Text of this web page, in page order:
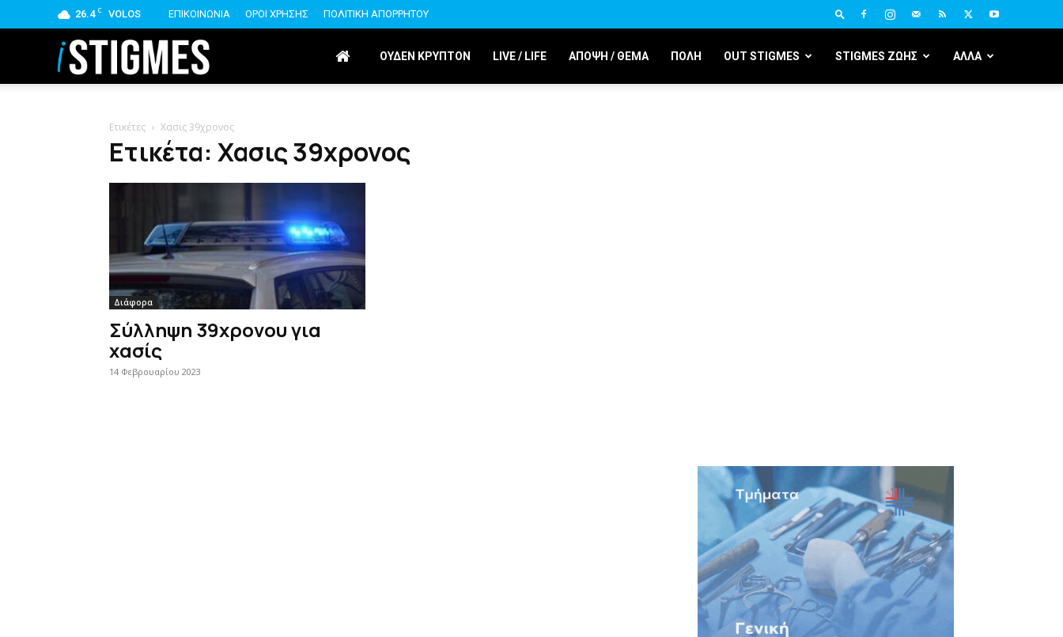
26.4 C VOLOS ΕΠΙΚΟΙΝΩΝΙΑ ΟΡΟΙ ΧΡΗΣΗΣ ΠΟΛΙΤΙΚΗ ΑΠΟΡΡΗΤΟΥ
istigmes ΟΥΔΕΝ ΚΡΥΠΤΟΝ LIVE / LIFE ΑΠΟΨΗ / ΘΕΜΑ ΠΟΛΗ OUT STIGMES STIGMES ΖΩΗΣ ΑΛΛΑ
Ετικέτες Χασις 39χρονος
Ετικέτα: Χασις 39χρονος
Διάφορα
Σύλληψη 39χρονου για
χασίς
14 Φεβρουαρίου 2023